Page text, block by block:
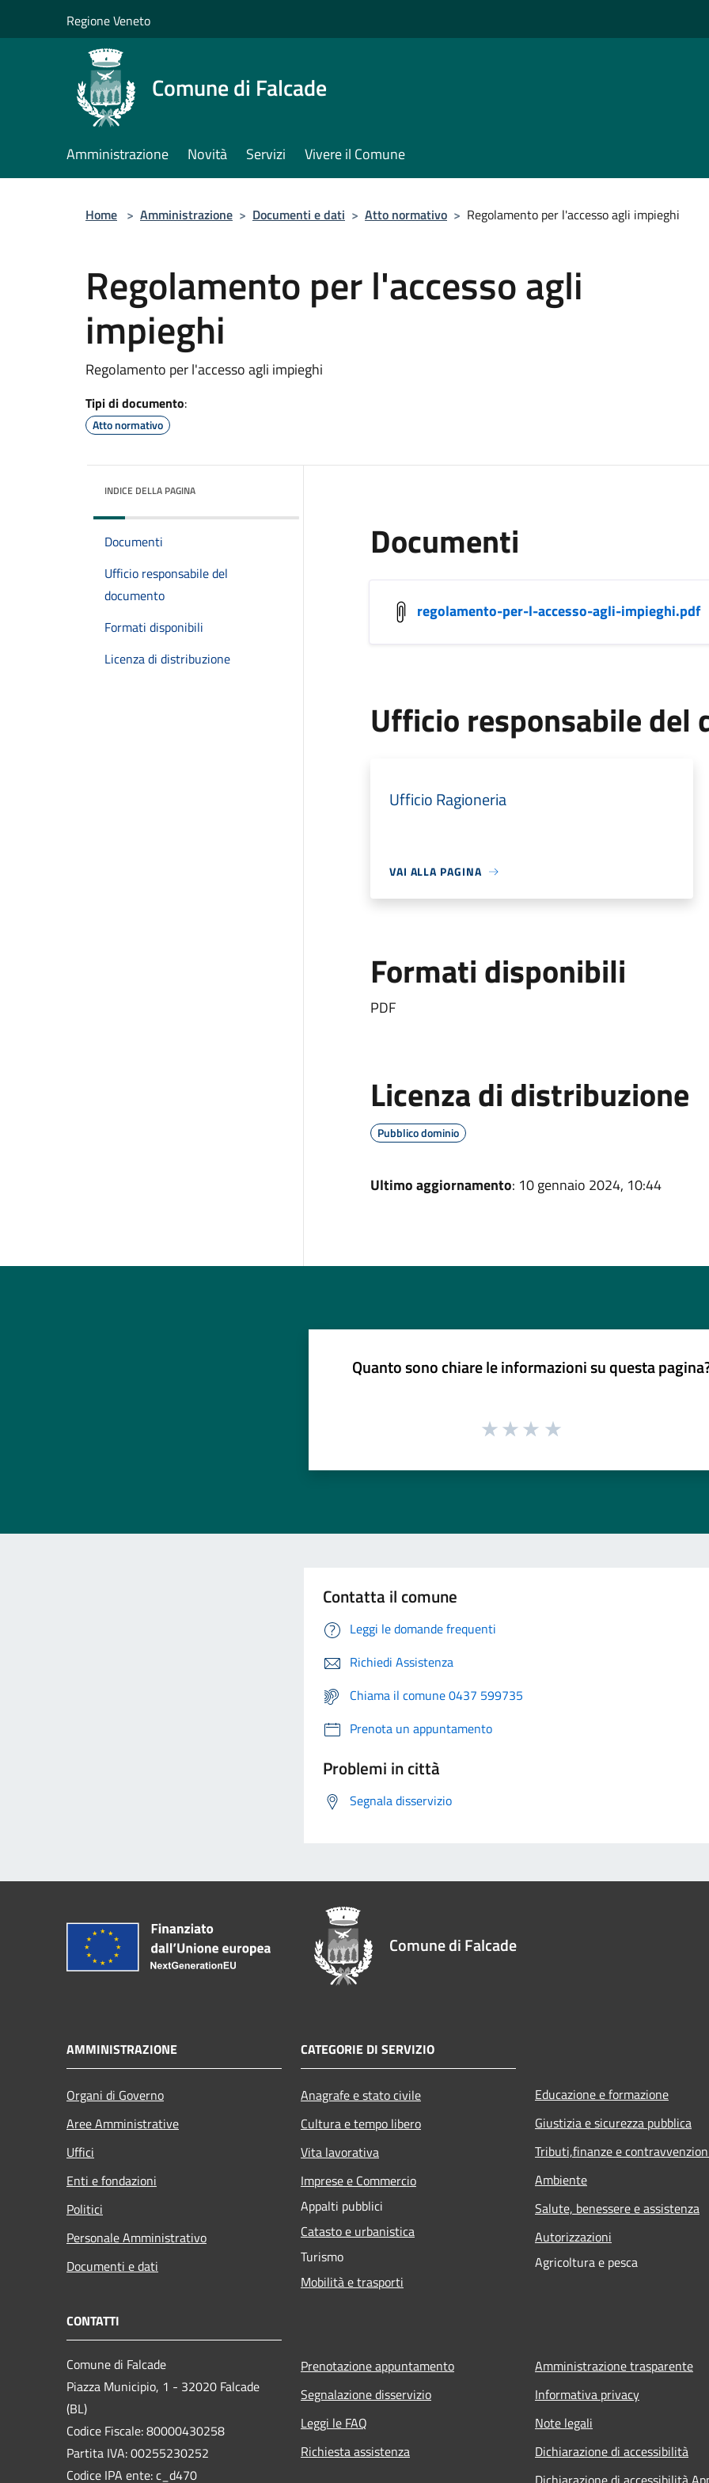
Regione Veneto
Comune di Falcade
Amministrazione Novità Servizi Vivere il Comune
Home > Amministrazione > Documenti e dati > Atto normativo > Regolamento per l'accesso agli impieghi
Regolamento per l'accesso agli
impieghi
Regolamento per l'accesso agli impieghi
Tipi di documento:
Atto normativo
INDICE DELLA PAGINA
Documenti
Ufficio responsabile del
documento
Formati disponibili
Licenza di distribuzione
Documenti
regolamento-per-l-accesso-agli-impieghi.pdf
Ufficio responsabile del
Ufficio Ragioneria
VAI ALLA PAGINA
Formati disponibili
PDF
Licenza di distribuzione
Pubblico dominio
Ultimo aggiornamento: 10 gennaio 2024, 10:44
Quanto sono chiare le informazioni su questa
Contatta il comune
Leggi le domande frequenti
Richiedi Assistenza
Chiama il comune 0437 599735
Prenota un appuntamento
Problemi in città
Segnala disservizio
Comune di Falcade
AMMINISTRAZIONE
Organi di Governo
Aree Amministrative
Uffici
Enti e fondazioni
Politici
Personale Amministrativo
Documenti e dati
CATEGORIE DI SERVIZIO
Anagrafe e stato civile
Cultura e tempo libero
Vita lavorativa
Imprese e Commercio
Appalti pubblici
Catasto e urbanistica
Turismo
Mobilità e trasporti
Educazione e formazione
Giustizia e sicurezza pubblica
Tributi,finanze e
Ambiente
Salute, benessere e assistenza
Autorizzazioni
Agricoltura e pesca
CONTATTI
Comune di Falcade
Piazza Municipio, 1 - 32020 Falcade
(BL)
Codice Fiscale: 80000430258
Partita IVA: 00255230252
Codice IPA ente: c_d470
Prenotazione appuntamento
Segnalazione disservizio
Leggi le FAQ
Richiesta assistenza
Amministrazione trasparente
Informativa privacy
Note legali
Dichiarazione di accessibilità